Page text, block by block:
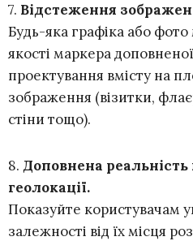
7. Відстеження
Будь-яка графіка або
якості маркера
проектування вмісту на
зображення (візитки,
стіни тощо).
8. Доповнена реальність
геолокації.
Показуйте користувачам
залежності від їх місця